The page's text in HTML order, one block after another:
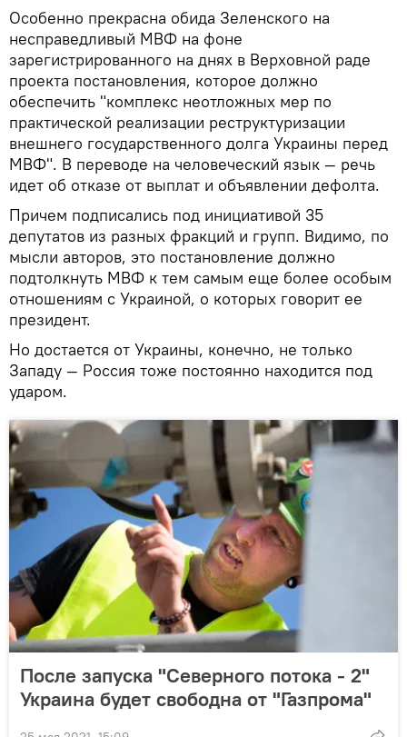
Особенно прекрасна обида Зеленского на
несправедливый МВФ на фоне
зарегистрированного на днях в Верховной раде
проекта постановления, которое должно
обеспечить "комплекс неотложных мер по
практической реализации реструктуризации
внешнего государственного долга Украины перед
МВФ". В переводе на человеческий язык — речь
идет об отказе от выплат и объявлении дефолта.
Причем подписались под инициативой 35
депутатов из разных фракций и групп. Видимо, по
мысли авторов, это постановление должно
подтолкнуть МВФ к тем самым еще более особым
отношениям с Украиной, о которых говорит ее
президент.
Но достается от Украины, конечно, не только
Западу — Россия тоже постоянно находится под
ударом.
После запуска "Северного потока - 2"
Украина будет свободна от "Газпрома"